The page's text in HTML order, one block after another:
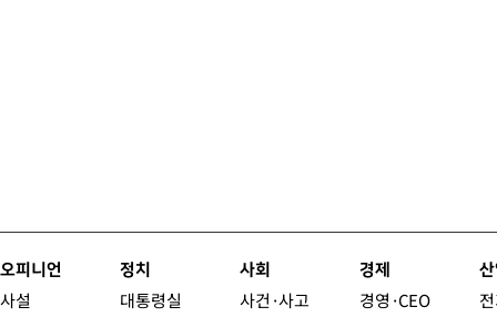
오피니언
사설
정치
대통령실
사회
사건·사고
경제
경영·CEO